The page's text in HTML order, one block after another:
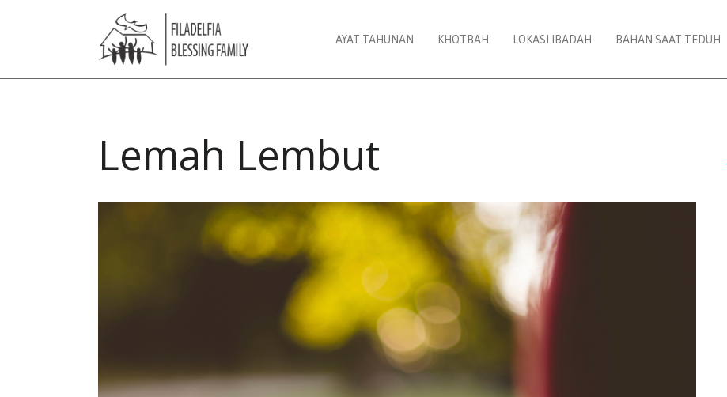
AYAT TAHUNAN KHOTBAH LOKASI IBADAH BAHAN SAAT TEDUH
Lemah Lembut